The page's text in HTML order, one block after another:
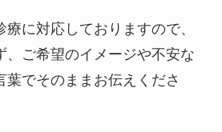
に対応しておりますので、
、ご希望のイメージや不安な
葉でそのままお伝えくださ